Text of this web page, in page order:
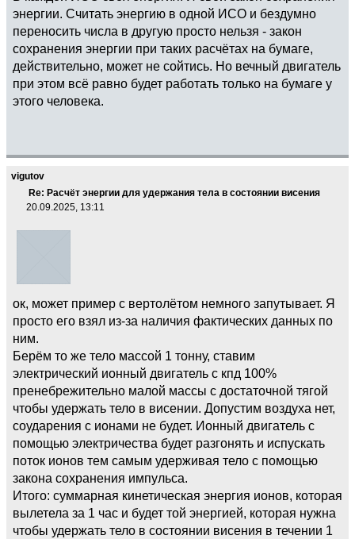
энергии. Считать энергию в одной ИСО и бездумно
переносить числа в другую просто нельзя - закон
сохранения энергии при таких расчётах на бумаге,
действительно, может не сойтись. Но вечный двигатель
при этом всё равно будет работать только на бумаге у
этого человека.
vigutov
Re: Расчёт энергии для удержания тела в состоянии висения
20.09.2025, 13:11
ок, может пример с вертолётом немного запутывает. Я
просто его взял из-за наличия фактических данных по
ним.
Берём то же тело массой 1 тонну, ставим
электрический ионный двигатель с кпд 100%
пренебрежительно малой массы с достаточной тягой
чтобы удержать тело в висении. Допустим воздуха нет,
соударения с ионами не будет. Ионный двигатель с
помощью электричества будет разгонять и испускать
поток ионов тем самым удерживая тело с помощью
закона сохранения импульса.
Итого: суммарная кинетическая энергия ионов, которая
вылетела за 1 час и будет той энергией, которая нужна
чтобы удержать тело в состоянии висения в течении 1